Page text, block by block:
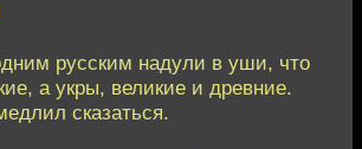
русским надули в уши, что
а укры, великие и древние.
сказаться.